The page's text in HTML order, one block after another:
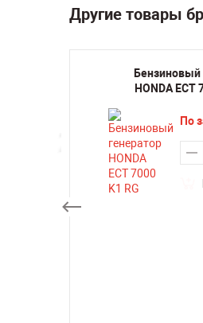
Другие товары
Бензиновый
HONDA ECT
По